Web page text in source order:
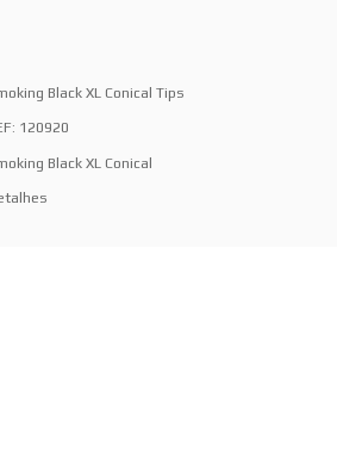
Black XL Conical Tips
120920
Black XL Conical